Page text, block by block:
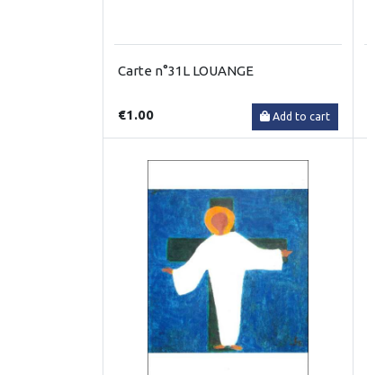
Carte n°31L LOUANGE
€1.00 Add to cart